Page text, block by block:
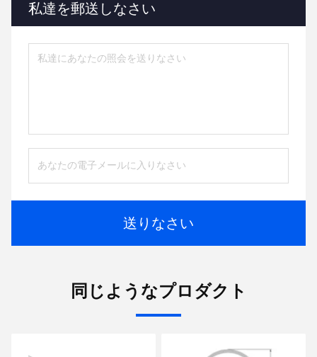
私達を郵送しなさい
送りなさい
同じようなプロダクト